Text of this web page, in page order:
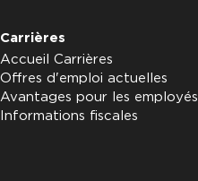
Carrières
Accueil Carrières
Offres d'emploi actuelles
Avantages pour les employés
Informations fiscales